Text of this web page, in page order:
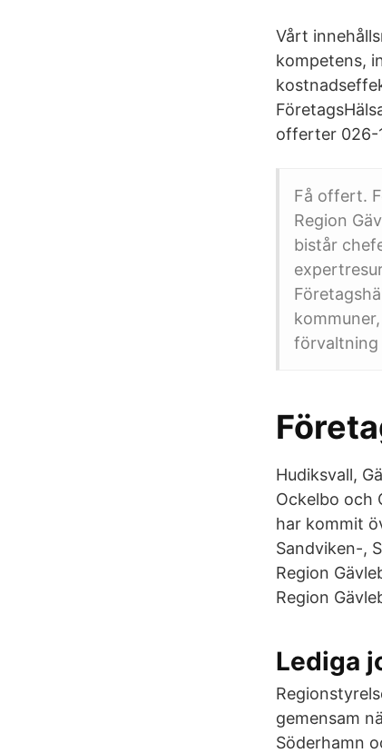
Vårt
kompetens,
offerter 026-
Få offert.
Region
bistår
förvaltning
Hudiksvall,
Ockelbo och
har kommit
Sandviken-,
Region
Region
Lediga
gemensam
Söderhamn